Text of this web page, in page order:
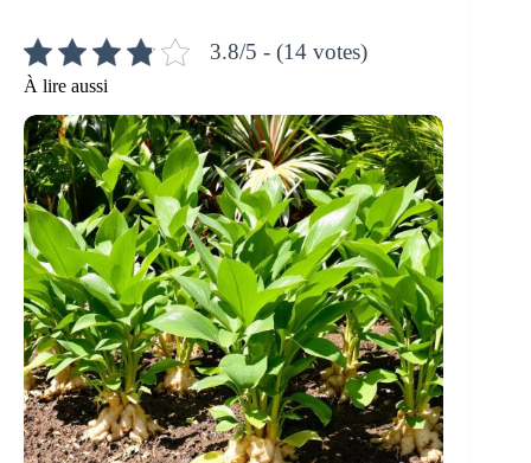
3.8/5 - (14 votes)
À lire aussi